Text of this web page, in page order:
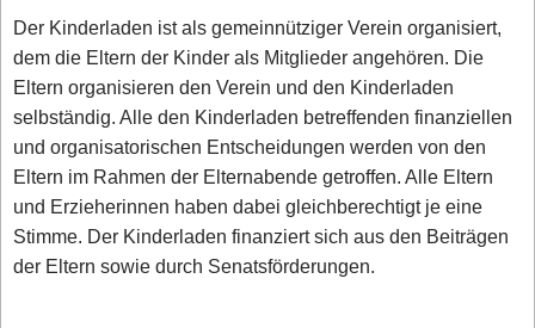
Der Kinderladen ist als gemeinnütziger Verein organisiert,
dem die Eltern der Kinder als Mitglieder angehören. Die
Eltern organisieren den Verein und den Kinderladen
selbständig. Alle den Kinderladen betreffenden finanziellen
und organisatorischen Entscheidungen werden von den
Eltern im Rahmen der Elternabende getroffen. Alle Eltern
und Erzieherinnen haben dabei gleichberechtigt je eine
Stimme. Der Kinderladen finanziert sich aus den Beiträgen
der Eltern sowie durch Senatsförderungen.